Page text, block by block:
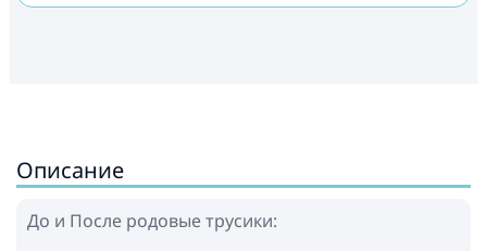
Описание
До и После родовые трусики: